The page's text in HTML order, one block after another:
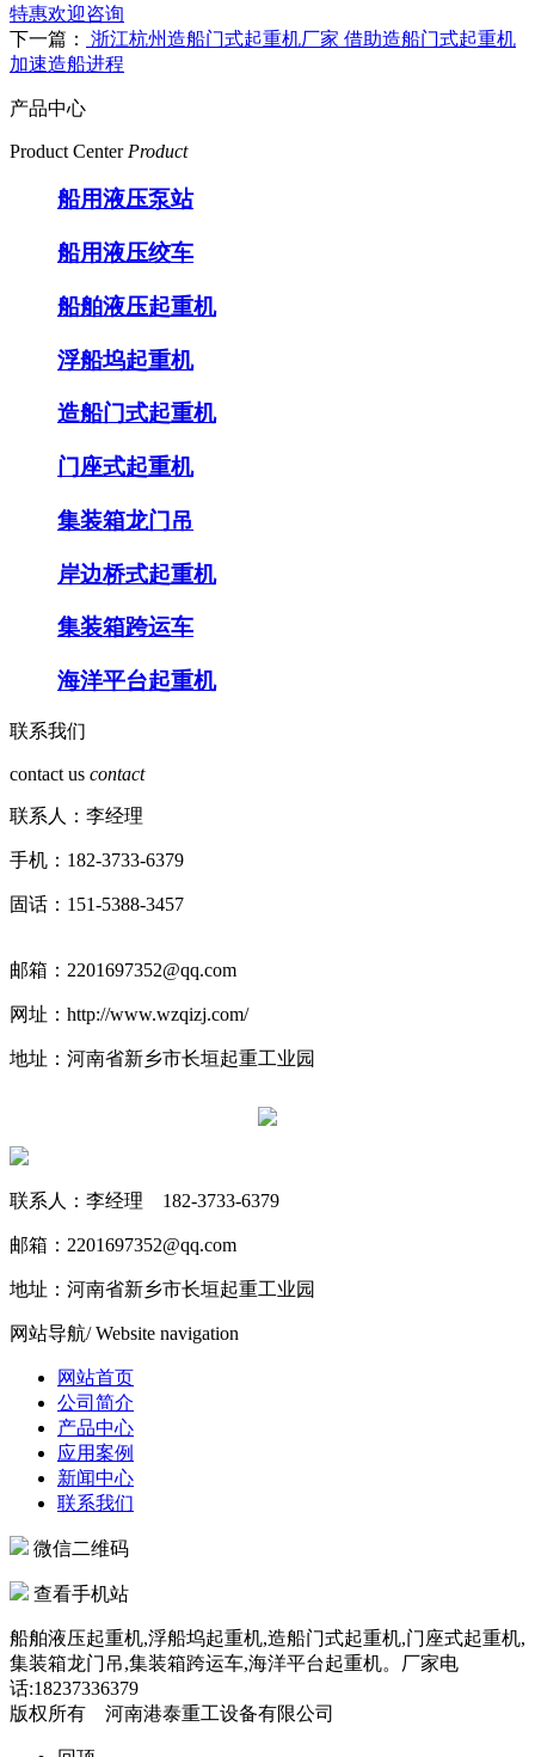
特惠欢迎咨询
下一篇：
浙江杭州造船门式起重机厂家 借助造船门式起重机
加速造船进程
产品中心
Product Center Product
船用液压泵站
船用液压绞车
船舶液压起重机
浮船坞起重机
造船门式起重机
门座式起重机
集装箱龙门吊
岸边桥式起重机
集装箱跨运车
海洋平台起重机
联系我们
contact us contact
联系人：李经理
手机：182-3733-6379
固话：151-5388-3457
邮箱：2201697352@qq.com
网址：http://www.wzqizj.com/
地址：河南省新乡市长垣起重工业园
联系人：李经理 182-3733-6379
邮箱：2201697352@qq.com
地址：河南省新乡市长垣起重工业园
网站导航/ Website navigation
网站首页
公司简介
产品中心
应用案例
新闻中心
联系我们
微信二维码
查看手机站
船舶液压起重机,浮船坞起重机,造船门式起重机,门座式起重机,
集装箱龙门吊,集装箱跨运车,海洋平台起重机。厂家电
话:18237336379
版权所有 河南港泰重工设备有限公司